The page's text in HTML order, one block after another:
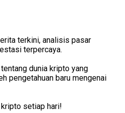
terkini, analisis pasar
terpercaya.
dunia kripto yang
pengetahuan baru mengenai
kripto setiap hari!